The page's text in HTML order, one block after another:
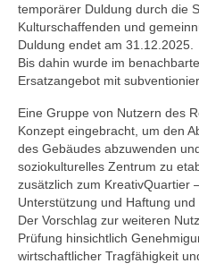
temporärer Duldung durch die
Kulturschaffenden und
Duldung endet am 31.12.2025.
Bis dahin wurde im
Ersatzangebot mit
Eine Gruppe von Nutzern des
Konzept eingebracht, um den
des Gebäudes abzuwenden
soziokulturelles Zentrum zu
zusätzlich zum KreativQuartier
Unterstützung und Haftung und
Der Vorschlag zur weiteren
Prüfung hinsichtlich
wirtschaftlicher Tragfähigkeit